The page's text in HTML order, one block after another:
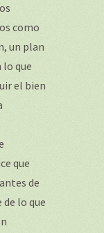
como
un plan
lo que
el bien
que
de
de lo que